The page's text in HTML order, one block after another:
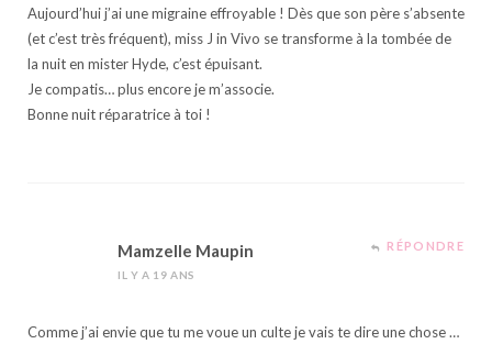
Aujourd’hui j’ai une migraine effroyable ! Dès que son père s’absente
(et c’est très fréquent), miss J in Vivo se transforme à la tombée de
la nuit en mister Hyde, c’est épuisant.
Je compatis… plus encore je m’associe.
Bonne nuit réparatrice à toi !
Mamzelle Maupin
IL Y A 19 ANS
RÉPONDRE
Comme j’ai envie que tu me voue un culte je vais te dire une chose …